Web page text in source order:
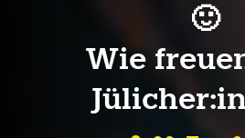
🙂
Wie